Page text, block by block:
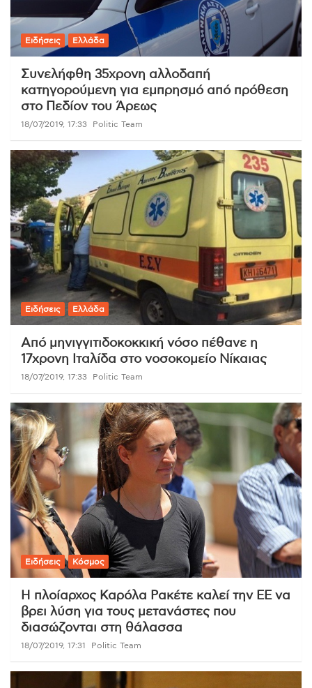
Ειδήσεις Ελλάδα
Συνελήφθη 35χρονη αλλοδαπή
κατηγορούμενη για εμπρησμό από πρόθεση
στο Πεδίον του Άρεως
18/07/2019, 17:33 Politic Team
Ειδήσεις Ελλάδα
Από μηνιγγιτιδοκοκκική νόσο πέθανε η
17χρονη Ιταλίδα στο νοσοκομείο Νίκαιας
18/07/2019, 17:33 Politic Team
Ειδήσεις Κόσμος
Η πλοίαρχος Καρόλα Ρακέτε καλεί την ΕΕ να
βρει λύση για τους μετανάστες που
διασώζονται στη θάλασσα
18/07/2019, 17:31 Politic Team